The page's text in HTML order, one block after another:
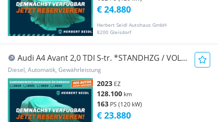
Herbert Seidl Autohaus GmbH
8200 Gleisdorf
€ 24.880
Audi A4 Avant 2,0 TDI S-tr. *STANDHZG / VOLL-
LED MIT...
Diesel, Automatik, Gewährleistung
2023 EZ
128.100 km
163 PS (120 kW)
€ 23.880